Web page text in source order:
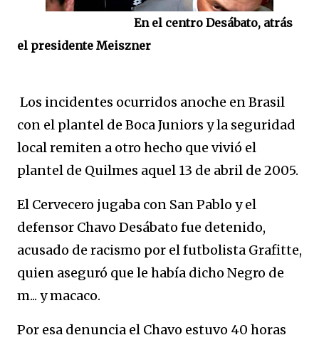
En el centro Desábato, atrás
el presidente Meiszner
Los incidentes ocurridos anoche en Brasil
con el plantel de Boca Juniors y la seguridad
local remiten a otro hecho que vivió el
plantel de Quilmes aquel 13 de abril de 2005.
El Cervecero jugaba con San Pablo y el
defensor Chavo Desábato fue detenido,
acusado de racismo por el futbolista Grafitte,
quien aseguró que le había dicho Negro de
m... y macaco.
Por esa denuncia el Chavo estuvo 40 horas